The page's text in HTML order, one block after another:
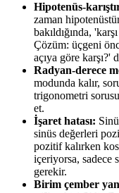
Hipotenüs-
zaman
bakıldığında,
Çözüm: üçgeni
açıya göre karşı?'
Radyan-derece
modunda kalır,
trigonometri
et.
İşaret hatası:
sinüs değerleri
pozitif kalırken
içeriyorsa, sadece
gerekir.
Birim çember